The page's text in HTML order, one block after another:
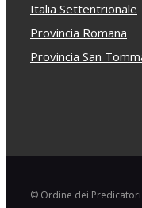
Italia Settentrionale
Provincia Romana
Provincia San
© Ordine dei Predicatori